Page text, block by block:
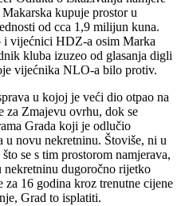
kupuje prostor u
od cca 1,9 milijun kuna.
vijećnici HDZ-a osim Marka
kluba izuzeo od glasanja digli
vijećnika NLO-a bilo protiv.
u kojoj je veći dio otpao na
za Zmajevu ovrhu, dok se
Grada koji je odlučio
novu nekretninu. Štoviše, ni u
se s tim prostorom namjerava,
nekretninu dugoročno rijetko
za 16 godina kroz trenutne cijene
Grad to isplatiti.